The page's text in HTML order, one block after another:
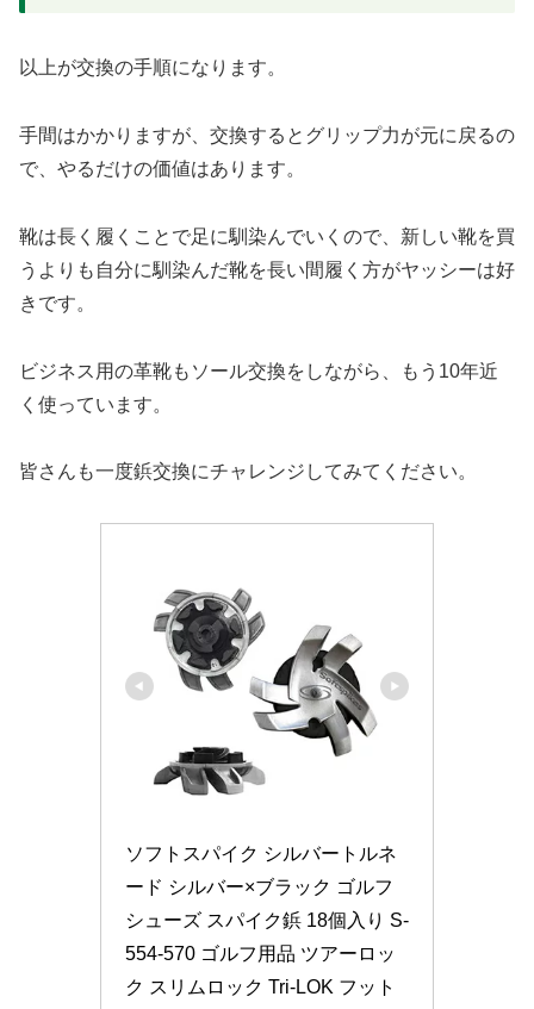
以上が交換の手順になります。
手間はかかりますが、交換するとグリップ力が元に戻るの
で、やるだけの価値はあります。
靴は長く履くことで足に馴染んでいくので、新しい靴を買
うよりも自分に馴染んだ靴を長い間履く方がヤッシーは好
きです。
ビジネス用の革靴もソール交換をしながら、もう10年近
く使っています。
皆さんも一度鋲交換にチャレンジしてみてください。
ソフトスパイク シルバートルネ
ード シルバー×ブラック ゴルフ
シューズ スパイク鋲 18個入り S-
554-570 ゴルフ用品 ツアーロッ
ク スリムロック Tri-LOK フット